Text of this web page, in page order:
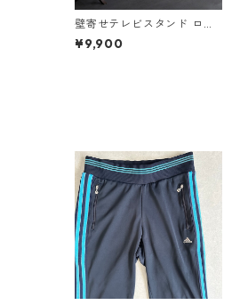
壁寄せテレビスタンド ロー
タイプ【OTGT】
¥9,900